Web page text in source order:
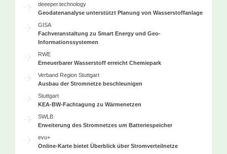
deeeper.technology
Geodatenanalyse unterstützt Planung von Wasserstoffanlage
GISA
Fachveranstaltung zu Smart Energy und Geo-
Informationssystemen
RWE
Erneuerbarer Wasserstoff erreicht Chemiepark
Verband Region Stuttgart
Ausbau der Stromnetze beschleunigen
Stuttgart
KEA-BW-Fachtagung zu Wärmenetzen
SWLB
Erweiterung des Stromnetzes um Batteriespeicher
evu+
Online-Karte bietet Überblick über Stromverteilnetze